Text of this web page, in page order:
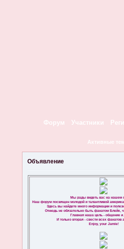
Форум Участники
Активные
Объявление
Мы рады видеть вас на нашем
Наш форум посвящен молодой и талантливой
Здесь вы найдете много информации и
Отнюдь не обязательно быть фанатом Блейк,
Главная наша цель - общение и
И только вторая - свести всех фанатов
Enjoy, your Jamie!